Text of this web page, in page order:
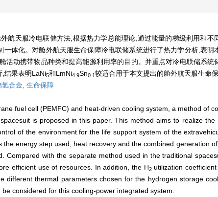
航天服冷电联储方法,根据热力学总能理论,通过能量的梯级利用和不
体化。对舱外航天服生命保障冷电联储系统进行了热力学分析,表明
活动携带物品种类和提高能源利用率的目的。并重点对冷电联储系统
,结果表明LaNi5和LmNi4.9Sn0.1较适合用于本文提出的舱外航天服生命
氢合金, 生命保障
fuel cell (PEMFC) and heat-driven cooling system, a method of
is proposed in this paper. This method aims to realize the
of the environment for the life support system of the
energy step used, heat recovery and the combined generation
Compared with the separate method used in the traditional
efficient use of resources. In addition, the H2utilization
different thermal parameters chosen for the hydrogen storage
be considered for this cooling-power integrated system.